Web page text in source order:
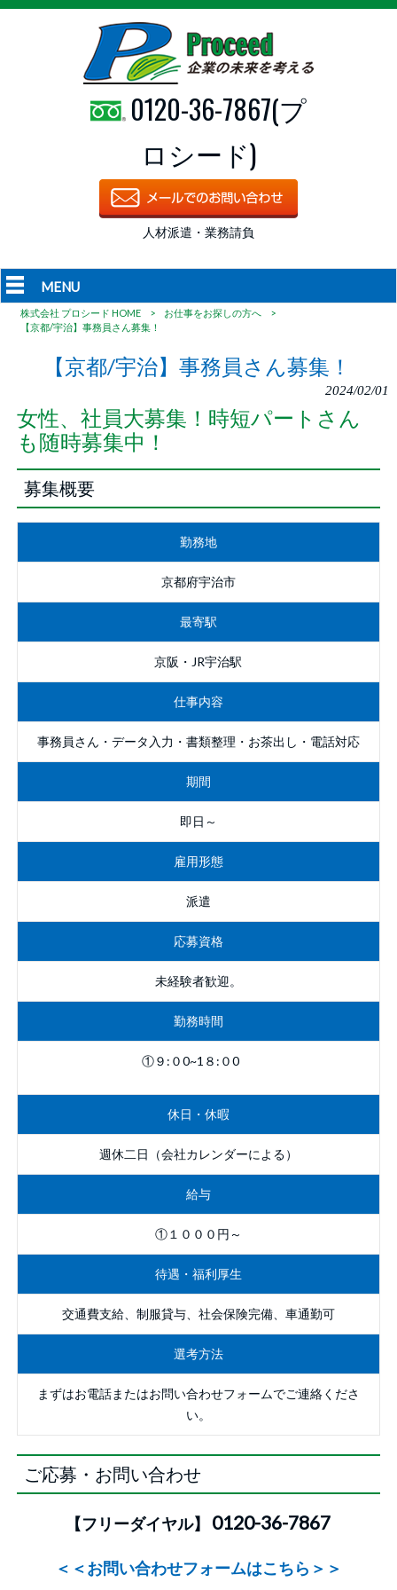
0120-36-7867(プ
ロシード)
人材派遣・業務請負
MENU
株式会社 プロシード HOME > お仕事をお探しの方へ
>
【京都/宇治】事務員さん募集！
【京都/宇治】事務員さん募集！
2024/02/01
女性、社員大募集！時短パートさん
も随時募集中！
募集概要
勤務地
京都府宇治市
最寄駅
京阪・JR宇治駅
仕事内容
事務員さん・データ入力・書類整理・お茶出し・電話対応
期間
即日～
雇用形態
派遣
応募資格
未経験者歓迎。
勤務時間
①９:０0~1８:０0
休日・休暇
週休二日（会社カレンダーによる）
給与
①１０００円～
待遇・福利厚生
交通費支給、制服貸与、社会保険完備、車通勤可
選考方法
まずはお電話またはお問い合わせフォームでご連絡くださ
い。
ご応募・お問い合わせ
【フリーダイヤル】 0120-36-7867
＜＜お問い合わせフォームはこちら＞＞